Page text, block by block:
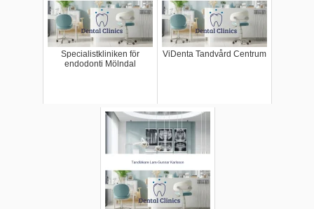
Specialistkliniken för
endodonti Mölndal
ViDenta Tandvård Centrum